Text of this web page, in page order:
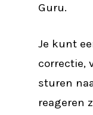
Guru.
Je kunt
correctie,
sturen
reageren